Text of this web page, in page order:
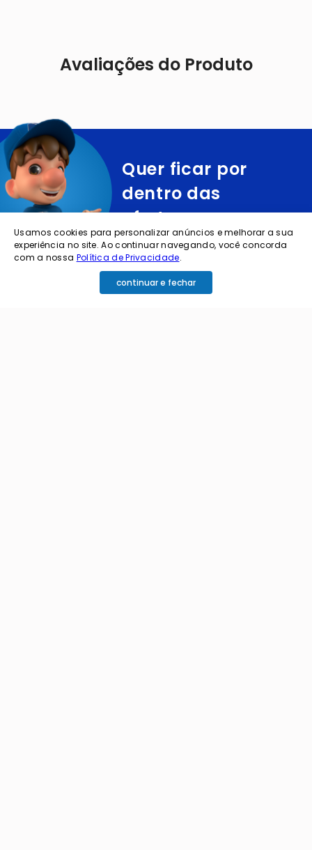
Avaliações do Produto
Quer ficar por
dentro das
ofertas e
novidades?
cadastre o seu e-mail abaixo para receber ofertas exclusivas
Usamos cookies para personalizar anúncios e melhorar a sua
experiência no site. Ao continuar navegando, você concorda
com a nossa Política de Privacidade.
continuar e fechar